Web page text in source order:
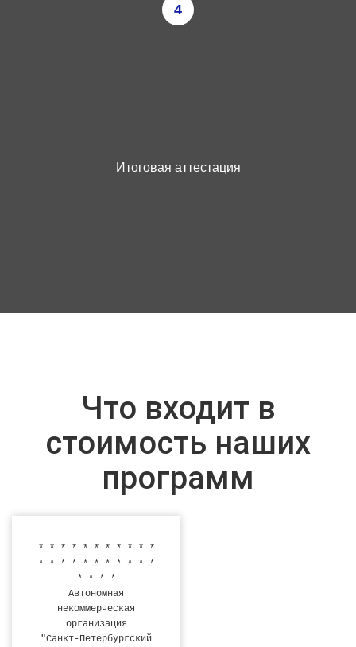
4
Итоговая аттестация
Что входит в
стоимость наших
программ
* * * * * * * * * * *
* * * * * * * * * * *
* * * *
Автономная
некоммерческая
организация
"Санкт-Петербургский